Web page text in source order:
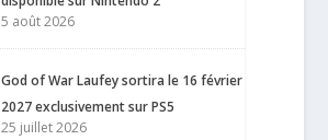
5 août 2026
God of War Laufey sortira le 16 février
2027 exclusivement sur PS5
25 juillet 2026